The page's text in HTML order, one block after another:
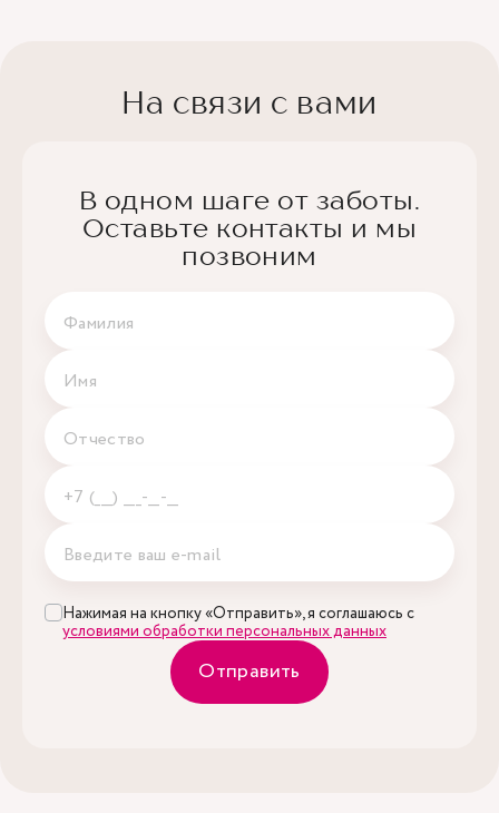
На связи с вами
В одном шаге от заботы.
Оставьте контакты и мы
позвоним
Нажимая на кнопку «Отправить», я соглашаюсь с
условиями обработки персональных данных
Отправить